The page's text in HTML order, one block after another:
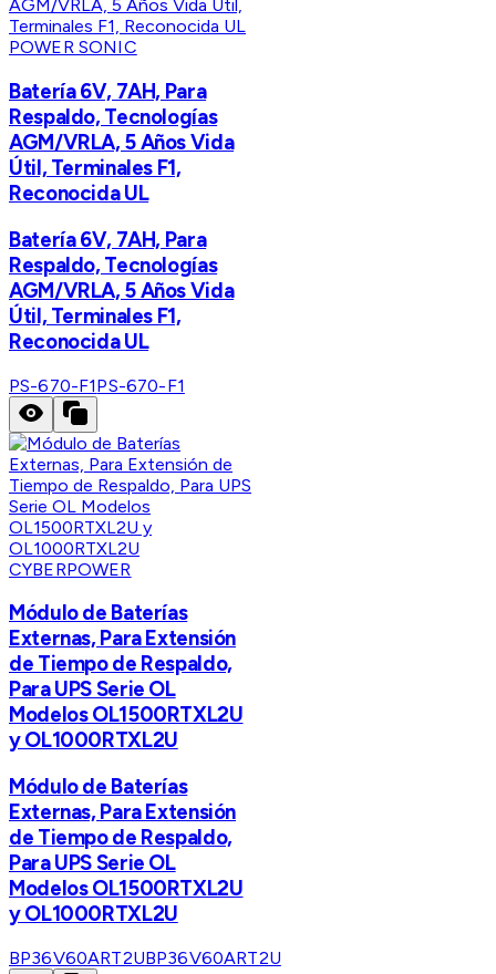
POWER SONIC
Batería 6V, 7AH, Para
Respaldo, Tecnologías
AGM/VRLA, 5 Años Vida
Útil, Terminales F1,
Reconocida UL
Batería 6V, 7AH, Para
Respaldo, Tecnologías
AGM/VRLA, 5 Años Vida
Útil, Terminales F1,
Reconocida UL
PS-670-F1PS-670-F1
CYBERPOWER
Módulo de Baterías
Externas, Para Extensión
de Tiempo de Respaldo,
Para UPS Serie OL
Modelos OL1500RTXL2U
y OL1000RTXL2U
Módulo de Baterías
Externas, Para Extensión
de Tiempo de Respaldo,
Para UPS Serie OL
Modelos OL1500RTXL2U
y OL1000RTXL2U
BP36V60ART2UBP36V60ART2U